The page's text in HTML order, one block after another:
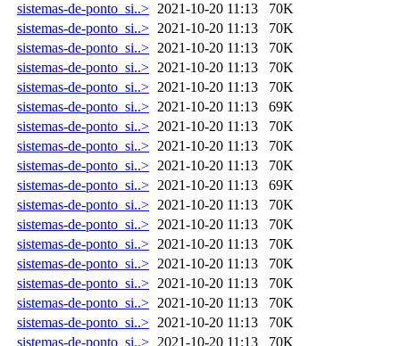
sistemas-de-ponto_si..> 2021-10-20 11:13
70K
sistemas-de-ponto_si..> 2021-10-20 11:13
70K
sistemas-de-ponto_si..> 2021-10-20 11:13
70K
sistemas-de-ponto_si..> 2021-10-20 11:13
70K
sistemas-de-ponto_si..> 2021-10-20 11:13
70K
sistemas-de-ponto_si..> 2021-10-20 11:13
69K
sistemas-de-ponto_si..> 2021-10-20 11:13
70K
sistemas-de-ponto_si..> 2021-10-20 11:13
70K
sistemas-de-ponto_si..> 2021-10-20 11:13
70K
sistemas-de-ponto_si..> 2021-10-20 11:13
69K
sistemas-de-ponto_si..> 2021-10-20 11:13
70K
sistemas-de-ponto_si..> 2021-10-20 11:13
70K
sistemas-de-ponto_si..> 2021-10-20 11:13
70K
sistemas-de-ponto_si..> 2021-10-20 11:13
70K
sistemas-de-ponto_si..> 2021-10-20 11:13
70K
sistemas-de-ponto_si..> 2021-10-20 11:13
70K
sistemas-de-ponto_si..> 2021-10-20 11:13
70K
sistemas-de-ponto_si..> 2021-10-20 11:13 70K